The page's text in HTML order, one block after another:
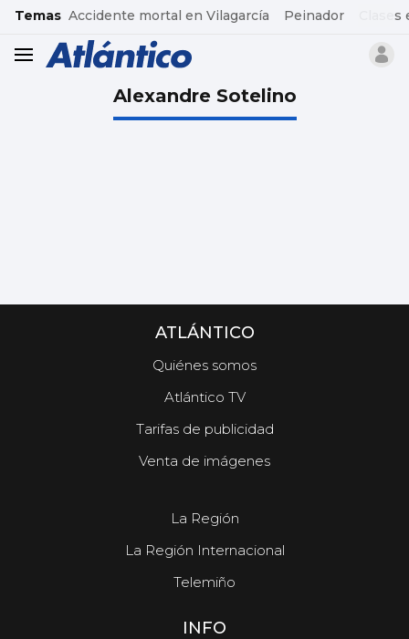
common.go-to-content
Temas Accidente mortal en Vilagarcía Peinador
header.menu.open
Alexandre Sotelino
ATLÁNTICO
Quiénes somos
Atlántico TV
Tarifas de publicidad
Venta de imágenes
La Región
La Región Internacional
Telemiño
INFO